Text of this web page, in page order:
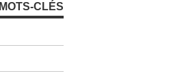
MOTS-CLÉS